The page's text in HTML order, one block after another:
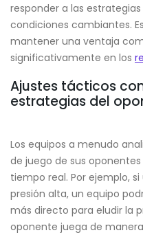
responder a las
condiciones cambiantes.
mantener una ventaja
significativamente en los
Ajustes tácticos
estrategias del
Los equipos a menudo
de juego de sus
tiempo real. Por ejemplo,
presión alta, un equipo
más directo para eludir la
oponente juega de